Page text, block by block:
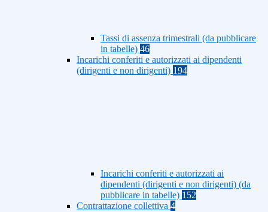
Tassi di assenza trimestrali (da pubblicare
in tabelle) 46
Incarichi conferiti e autorizzati ai dipendenti
(dirigenti e non dirigenti) 194
Incarichi conferiti e autorizzati ai
dipendenti (dirigenti e non dirigenti) (da
pubblicare in tabelle) 152
Contrattazione collettiva 4